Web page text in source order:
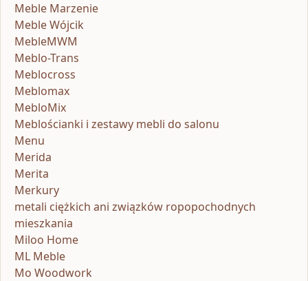
Meble Marzenie
Meble Wójcik
MebleMWM
Meblo-Trans
Meblocross
Meblomax
MebloMix
Meblościanki i zestawy mebli do salonu
Menu
Merida
Merita
Merkury
metali ciężkich ani związków ropopochodnych
mieszkania
Miloo Home
ML Meble
Mo Woodwork